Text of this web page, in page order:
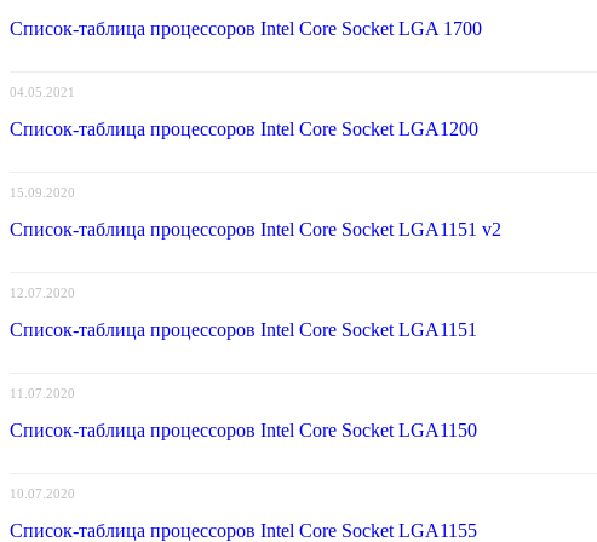
Список-таблица процессоров Intel Core Socket LGA 1700
04.05.2021
Список-таблица процессоров Intel Core Socket LGA1200
15.09.2020
Список-таблица процессоров Intel Core Socket LGA1151 v2
12.07.2020
Список-таблица процессоров Intel Core Socket LGA1151
11.07.2020
Список-таблица процессоров Intel Core Socket LGA1150
10.07.2020
Список-таблица процессоров Intel Core Socket LGA1155